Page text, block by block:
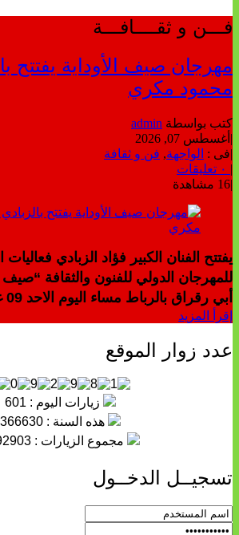
فـــن و ثقــــافـــة
مهرجان صيف الأوداية يفتتح
محمود مكري
كتب بواسطة admin
| أغسطس 07, 2026
|فى : الواجهة, فن و ثقافة
|
|16 مشاهدة
للمهرجان الدولي للفنون والثقافة “صيف
أبي رقراق بالرباط مساء اليوم الاحد 09 غشت 2026، حكي
إقرأ المزيد
عدد زوار الموقع
زيارات اليوم : 601
هذه السنة : 366630
مجموع الزيارات : 1892903
تسجيــل الدخــول